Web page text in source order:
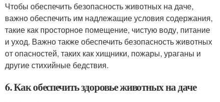
Чтобы обеспечить безопасность животных на даче,
важно обеспечить им надлежащие условия содержания,
такие как просторное помещение, чистую воду, питание
и уход. Важно также обеспечить безопасность животных
от опасностей, таких как хищники, пожары, ураганы и
другие стихийные бедствия.
6. Как обеспечить здоровье животных на даче